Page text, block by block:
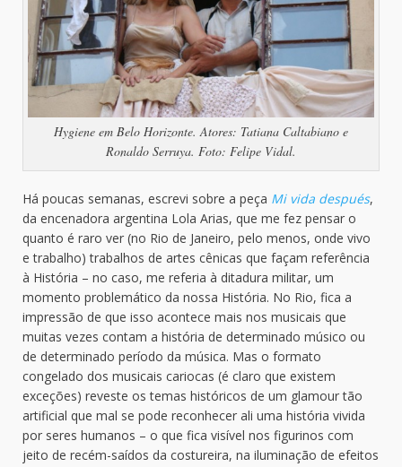
Hygiene em Belo Horizonte. Atores: Tatiana Caltabiano e
Ronaldo Serruya. Foto: Felipe Vidal.
Há poucas semanas, escrevi sobre a peça Mi vida después,
da encenadora argentina Lola Arias, que me fez pensar o
quanto é raro ver (no Rio de Janeiro, pelo menos, onde vivo
e trabalho) trabalhos de artes cênicas que façam referência
à História – no caso, me referia à ditadura militar, um
momento problemático da nossa História. No Rio, fica a
impressão de que isso acontece mais nos musicais que
muitas vezes contam a história de determinado músico ou
de determinado período da música. Mas o formato
congelado dos musicais cariocas (é claro que existem
exceções) reveste os temas históricos de um glamour tão
artificial que mal se pode reconhecer ali uma história vivida
por seres humanos – o que fica visível nos figurinos com
jeito de recém-saídos da costureira, na iluminação de efeitos